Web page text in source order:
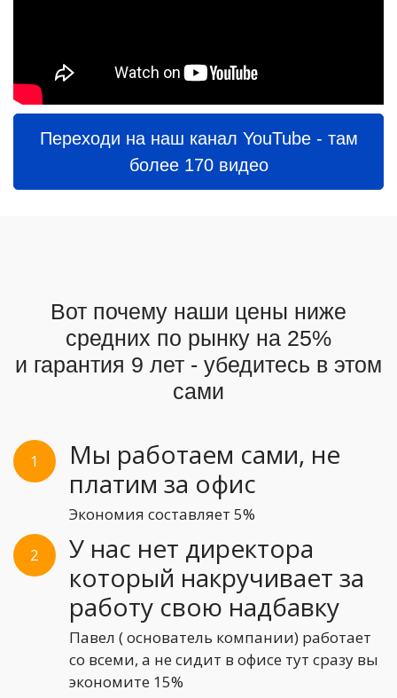
Переходи на наш канал YouTube - там
более 170 видео
Вот почему наши цены ниже
средних по рынку на 25%
и гарантия 9 лет - убедитесь в этом
сами
1
Мы работаем сами, не
платим за офис
Экономия составляет 5%
2
У нас нет директора
который накручивает за
работу свою надбавку
Павел ( основатель компании) работает
со всеми, а не сидит в офисе тут сразу вы
экономите 15%